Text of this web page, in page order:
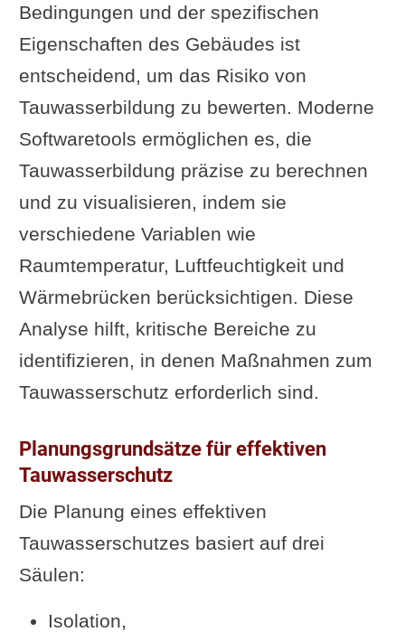
Bedingungen und der spezifischen
Eigenschaften des Gebäudes ist
entscheidend, um das Risiko von
Tauwasserbildung zu bewerten. Moderne
Softwaretools ermöglichen es, die
Tauwasserbildung präzise zu berechnen
und zu visualisieren, indem sie
verschiedene Variablen wie
Raumtemperatur, Luftfeuchtigkeit und
Wärmebrücken berücksichtigen. Diese
Analyse hilft, kritische Bereiche zu
identifizieren, in denen Maßnahmen zum
Tauwasserschutz erforderlich sind.
Planungsgrundsätze für effektiven
Tauwasserschutz
Die Planung eines effektiven
Tauwasserschutzes basiert auf drei
Säulen:
Isolation,